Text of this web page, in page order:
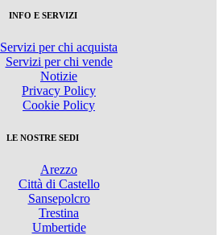
INFO E SERVIZI
Servizi per chi acquista
Servizi per chi vende
Notizie
Privacy Policy
Cookie Policy
LE NOSTRE SEDI
Arezzo
Città di Castello
Sansepolcro
Trestina
Umbertide